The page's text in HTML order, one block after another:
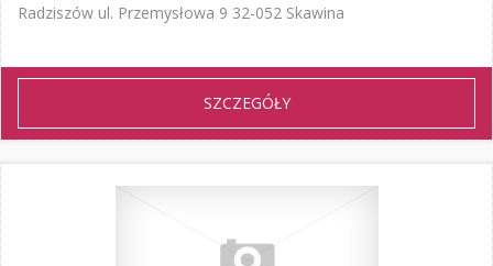
Radziszów ul. Przemysłowa 9 32-052 Skawina
SZCZEGÓŁY